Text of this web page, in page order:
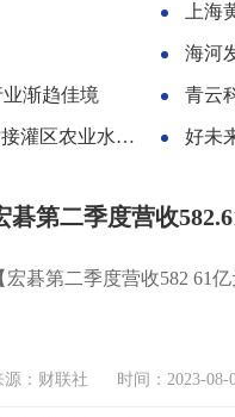
渐趋佳境
改革试点选取工作
上海黄金
海河
青云
好未
碁第二季度营收
宏碁第二季度营收582 61
源：财联社 时间：2023-08-